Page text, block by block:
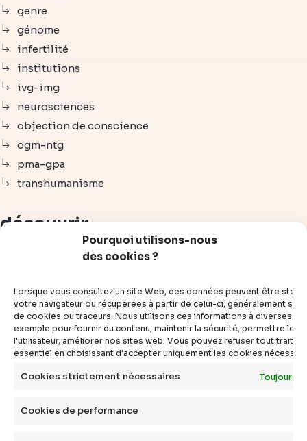
Pourquoi utilisons-nous
des cookies ?
Lorsque vous consultez un site Web, des données peuvent être
votre navigateur ou récupérées à partir de celui-ci, généralement
de cookies ou traceurs. Nous utilisons ces informations à diverses
exemple pour fournir du contenu, maintenir la sécurité, permettre le
l'utilisateur, améliorer nos sites web. Vous pouvez refuser tout
essentiel en choisissant d'accepter uniquement les cookies
Cookies strictement nécessaires Toujours
Cookies de performance
genre
génome
infertilité
institutions
ivg-img
neurosciences
objection de conscience
ogm-ntg
pma-gpa
transhumanisme
découvrir
dossiers
experts
compléments
questions
définitions
livres